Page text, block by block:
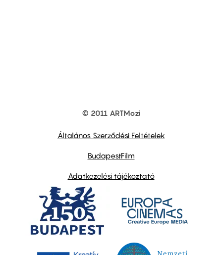
© 2011 ARTMozi
Általános Szerződési Feltételek
BudapestFilm
Adatkezelési tájékoztató